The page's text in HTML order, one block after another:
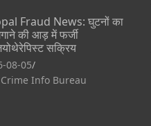
Fraud News: घुटनों का
की आड़ में फर्जी
सक्रिय
08-05
Info Bureau